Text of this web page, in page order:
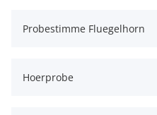
Probestimme Fluegelhorn
Hoerprobe